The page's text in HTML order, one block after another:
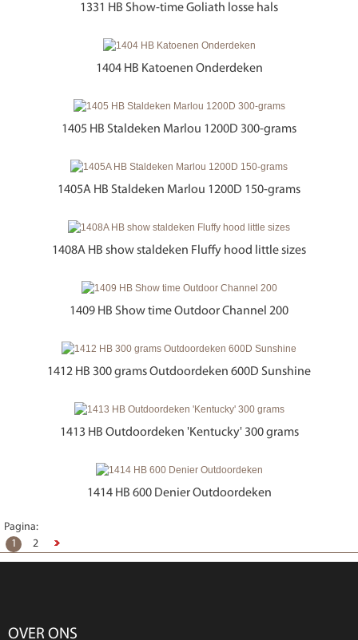
1331 HB Show-time Goliath losse hals
1404 HB Katoenen Onderdeken
1405 HB Staldeken Marlou 1200D 300-grams
1405A HB Staldeken Marlou 1200D 150-grams
1408A HB show staldeken Fluffy hood little sizes
1409 HB Show time Outdoor Channel 200
1412 HB 300 grams Outdoordeken 600D Sunshine
1413 HB Outdoordeken 'Kentucky' 300 grams
1414 HB 600 Denier Outdoordeken
Pagina:
1
2
OVER ONS